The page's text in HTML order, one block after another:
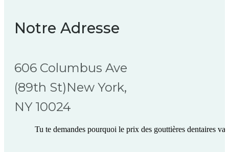
Notre Adresse
606 Columbus Ave
(89th St)New York,
NY 10024
Tu te demandes pourquoi le prix des gouttières dentaires